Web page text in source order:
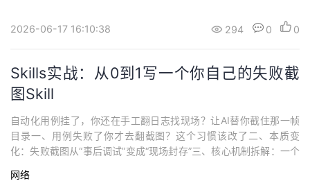
要先算一遍签名。换一个接口，参数变了，签名逻辑要重新调。换
2026-06-17 16:10:38 294 0 0
Skills实战：从0到1写一个你自己的失败截
图Skill
自动化用例挂了，你还在手工翻日志找现场？让AI替你截住那一帧
目录一、用例失败了你才去翻截图？这个习惯该改了二、本质变
化：失败截图从“事后调试”变成“现场封存”三、核心机制拆解：一个
自动截图五、工程落地启示：从今天就能开始的三个步骤六、你上
网络